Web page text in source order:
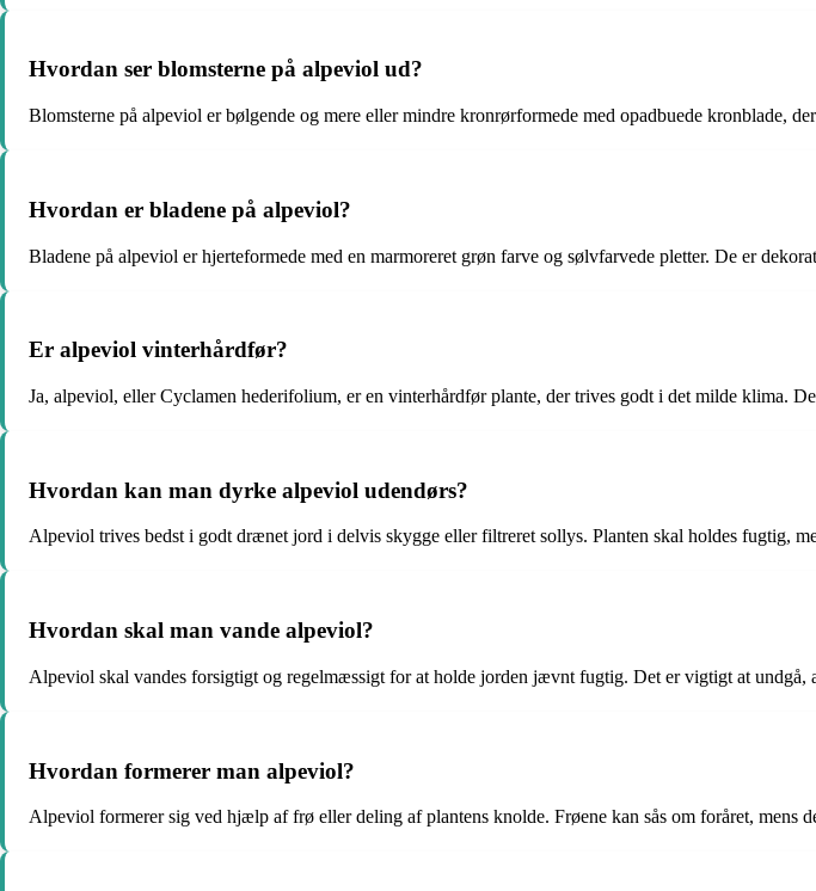
Hvordan ser blomsterne på alpeviol ud?
Blomsterne på alpeviol er bølgende og mere eller mindre kronrørformede med opadbuede kronblade,
Hvordan er bladene på alpeviol?
Bladene på alpeviol er hjerteformede med en marmoreret grøn farve og sølvfarvede pletter. De er
Er alpeviol vinterhårdfør?
Ja, alpeviol, eller Cyclamen hederifolium, er en vinterhårdfør plante, der trives godt i det milde klima.
Hvordan kan man dyrke alpeviol udendørs?
Alpeviol trives bedst i godt drænet jord i delvis skygge eller filtreret sollys. Planten skal holdes fugtig,
Hvordan skal man vande alpeviol?
Alpeviol skal vandes forsigtigt og regelmæssigt for at holde jorden jævnt fugtig. Det er vigtigt at undgå,
Hvordan formerer man alpeviol?
Alpeviol formerer sig ved hjælp af frø eller deling af plantens knolde. Frøene kan sås om foråret, mens